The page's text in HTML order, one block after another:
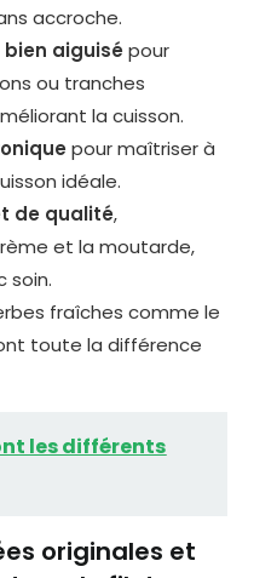
accroche.
aiguisé pour
ou tranches
la cuisson.
pour maîtriser à
idéale.
de qualité,
et la moutarde,
soin.
fraîches comme le
toute la différence
les différents
originales et